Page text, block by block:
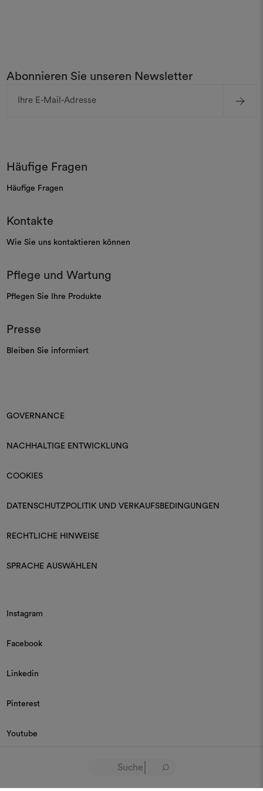
Abonnieren Sie unseren Newsletter
Mail-
Häufige Fragen
Häufige Fragen
Kontakte
Wie Sie uns kontaktieren können
Pflege und Wartung
Pflegen Sie Ihre Produkte
Presse
Bleiben Sie informiert
GOVERNANCE
NACHHALTIGE ENTWICKLUNG
COOKIES
DATENSCHUTZPOLITIK UND VERKAUFSBEDINGUNGEN
RECHTLICHE HINWEISE
SPRACHE AUSWÄHLEN
Instagram
Facebook
Linkedin
Pinterest
Youtube
© 2026 Dedar P.IVA 03187590157